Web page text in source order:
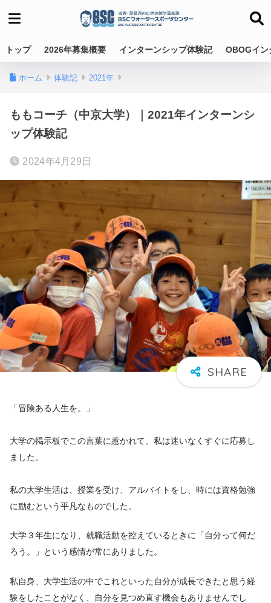
トップ 2026年募集概要 インターンシップ体験記 OBOGイン
ホーム 体験記 2021年
ももコーチ（中京大学）｜2021年インターンシ
ップ体験記
2024年4月29日
「冒険ある人生を。」
大学の掲示板でこの言葉に惹かれて、私は迷いなくすぐに応募し
ました。
私の大学生活は、授業を受け、アルバイトをし、時には資格勉強
に励むという平凡なものでした。
大学３年生になり、就職活動を控えているときに「自分って何だ
ろう。」という感情が常にありました。
私自身、大学生活の中でこれといった自分が成長できたと思う経
験をしたことがなく、自分を見つめ直す機会もありませんでし